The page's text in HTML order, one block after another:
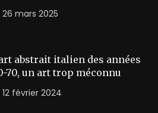
26 mars 2025
abstrait italien des années
70, un art trop méconnu
12 février 2024